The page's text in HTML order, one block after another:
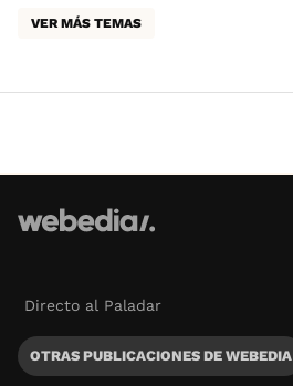
VER MÁS TEMAS
Directo al Paladar
OTRAS PUBLICACIONES DE WEBEDIA